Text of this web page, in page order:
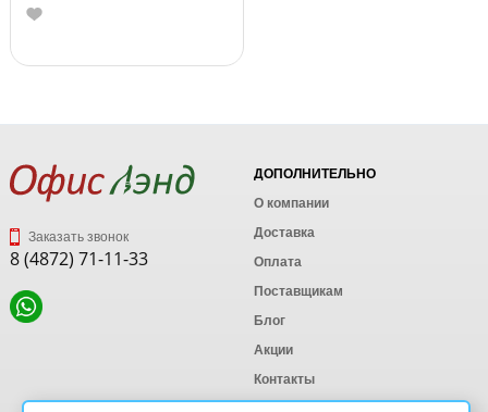
Заказать звонок
8 (4872) 71-11-33
ДОПОЛНИТЕЛЬНО
О компании
Доставка
Оплата
Поставщикам
Блог
Акции
Контакты